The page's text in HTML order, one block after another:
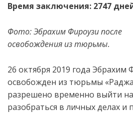
Время заключения: 2747
Фото: Эбрахим Фироузи после
освобождения из тюрьмы.
26 октября 2019 года Эбрахим
освобожден из тюрьмы
разрешено временно выйти
разобраться в личных делах и